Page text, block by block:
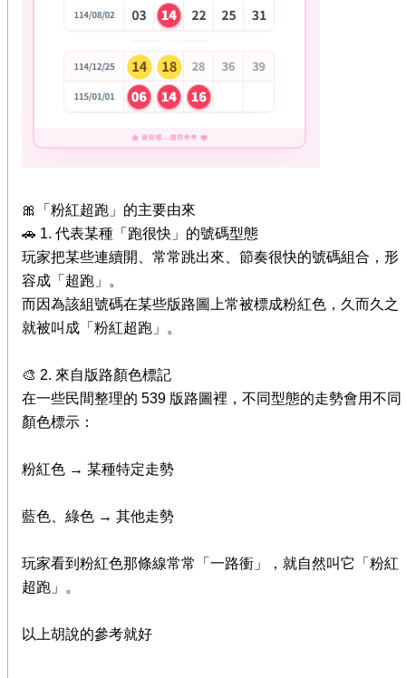
🎀「粉紅超跑」的主要由來
🚗 1. 代表某種「跑很快」的號碼型態
玩家把某些連續開、常常跳出來、節奏很快的號碼組合，形
容成「超跑」。
而因為該組號碼在某些版路圖上常被標成粉紅色，久而久之
就被叫成「粉紅超跑」。
🎨 2. 來自版路顏色標記
在一些民間整理的 539 版路圖裡，不同型態的走勢會用不同
顏色標示：
粉紅色 → 某種特定走勢
藍色、綠色 → 其他走勢
玩家看到粉紅色那條線常常「一路衝」，就自然叫它「粉紅
超跑」。
以上胡說的參考就好